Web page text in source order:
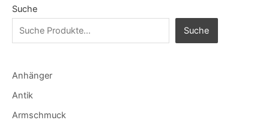
Suche
Suche
Anhänger
Antik
Armschmuck